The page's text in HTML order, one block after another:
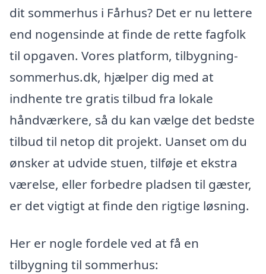
dit sommerhus i Fårhus? Det er nu lettere
end nogensinde at finde de rette fagfolk
til opgaven. Vores platform, tilbygning-
sommerhus.dk, hjælper dig med at
indhente tre gratis tilbud fra lokale
håndværkere, så du kan vælge det bedste
tilbud til netop dit projekt. Uanset om du
ønsker at udvide stuen, tilføje et ekstra
værelse, eller forbedre pladsen til gæster,
er det vigtigt at finde den rigtige løsning.
Her er nogle fordele ved at få en
tilbygning til sommerhus: